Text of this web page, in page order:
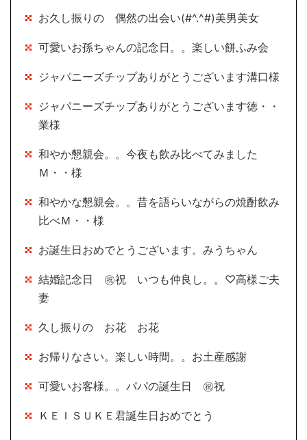
お久し振りの 偶然の出会い(#^.^#)美男美女
可愛いお孫ちゃんの記念日。。楽しい餅ふみ会
ジャパニーズチップありがとうございます溝口様
ジャパニーズチップありがとうございます徳・・
業様
和やか懇親会。。今夜も飲み比べてみました
Ｍ・・様
和やかな懇親会。。昔を語らいながらの焼酎飲み
比べＭ・・様
お誕生日おめでとうございます。みうちゃん
結婚記念日 ㊗祝 いつも仲良し。。♡高様ご夫
妻
久し振りの お花 お花
お帰りなさい。楽しい時間。。お土産感謝
可愛いお客様。。パパの誕生日 ㊗祝
ＫＥＩＳＵＫＥ君誕生日おめでとう